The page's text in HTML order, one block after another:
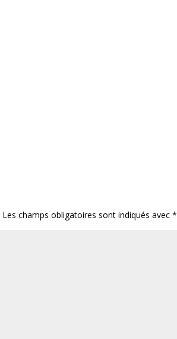
Les champs obligatoires sont indiqués avec*